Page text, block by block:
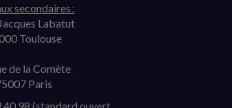
secondaires :
Labatut
Toulouse
de la Comète
Paris